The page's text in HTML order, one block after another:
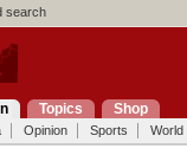
search
Topics Shop
Opinion Sports World